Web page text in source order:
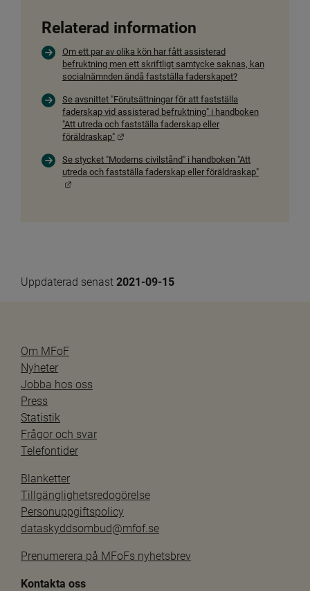
Relaterad information
Om ett par av olika kön har fått assisterad
befruktning men ett skriftligt samtycke saknas, kan
socialnämnden ändå fastställa faderskapet?
Se avsnittet "Förutsättningar för att fastställa
faderskap vid assisterad befruktning" i handboken
"Att utreda och fastställa faderskap eller
föräldraskap"
Se stycket "Moderns civilstånd" i handboken "Att
utreda och fastställa faderskap eller föräldraskap"
Uppdaterad senast 2021-09-15
Om MFoF
Nyheter
Jobba hos oss
Press
Statistik
Frågor och svar
Telefontider
Blanketter
Tillgänglighetsredogörelse
Personuppgiftspolicy
dataskyddsombud@mfof.se
Prenumerera på MFoFs nyhetsbrev
Kontakta oss